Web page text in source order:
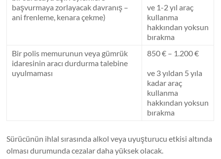
başvurmaya zorlayacak davranış –
ani frenleme, kenara çekme)
ve 1-2 yıl araç
kullanma
hakkından yoksun
bırakma
Bir polis memurunun veya gümrük
idaresinin aracı durdurma talebine
uyulmaması
850 € – 1.200 €
ve 3 yıldan 5 yıla
kadar araç
kullanma
hakkından yoksun
bırakma
Sürücünün ihlal sırasında alkol veya uyuşturucu etkisi altında
olması durumunda cezalar daha yüksek olacak.